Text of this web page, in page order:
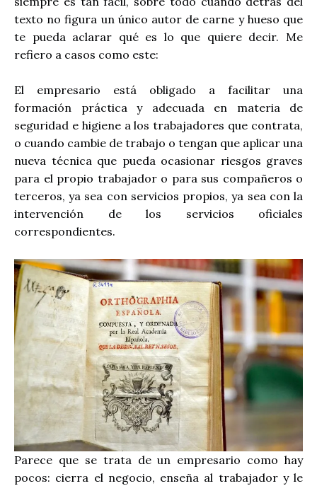
texto no figura un único autor de carne y hueso que
te pueda aclarar qué es lo que quiere decir. Me
refiero a casos como este:
El empresario está obligado a facilitar una
formación práctica y adecuada en materia de
seguridad e higiene a los trabajadores que contrata,
o cuando cambie de trabajo o tengan que aplicar una
nueva técnica que pueda ocasionar riesgos graves
para el propio trabajador o para sus compañeros o
terceros, ya sea con servicios propios, ya sea con la
intervención de los servicios oficiales
correspondientes.
Parece que se trata de un empresario como hay
pocos: cierra el negocio, enseña al trabajador y le